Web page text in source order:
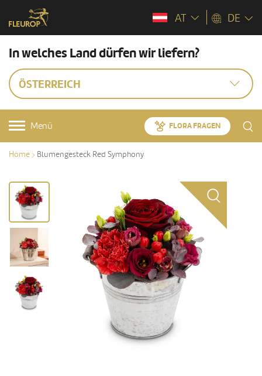
AT DE
In welches Land dürfen wir liefern?
ÖSTERREICH
Menü FLORA FRAGEN
Home Blumengesteck Red Symphony